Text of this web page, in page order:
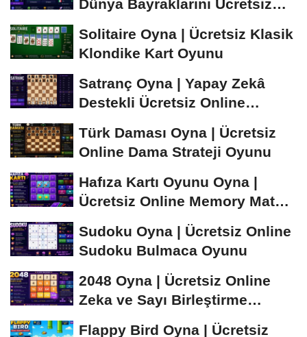
Dünya Bayraklarını Ücretsiz
Solitaire Oyna | Ücretsiz Klasik
Klondike Kart Oyunu
Satranç Oyna | Yapay Zekâ
Destekli Ücretsiz Online
Türk Daması Oyna | Ücretsiz
Online Dama Strateji Oyunu
Hafıza Kartı Oyunu Oyna |
Ücretsiz Online Memory Match
Sudoku Oyna | Ücretsiz Online
Sudoku Bulmaca Oyunu
2048 Oyna | Ücretsiz Online
Zeka ve Sayı Birleştirme
Flappy Bird Oyna | Ücretsiz